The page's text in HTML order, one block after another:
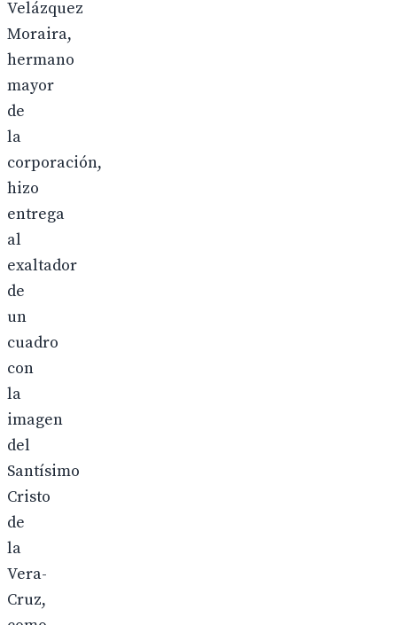
Velázquez
Moraira,
hermano
mayor
de
la
corporación,
hizo
entrega
al
exaltador
de
un
cuadro
con
la
imagen
del
Santísimo
Cristo
de
la
Vera-
Cruz,